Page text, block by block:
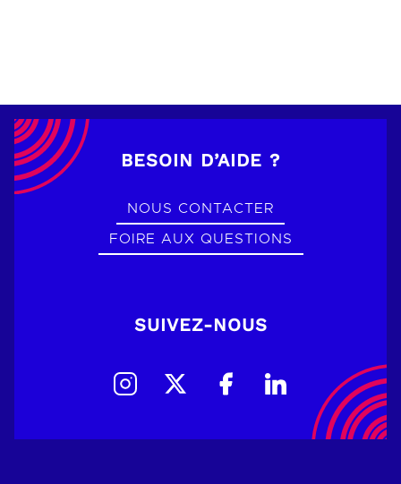
BESOIN D’AIDE ?
NOUS CONTACTER
FOIRE AUX QUESTIONS
SUIVEZ-NOUS